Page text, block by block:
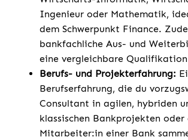
Ingenieur oder Mathematik,
dem Schwerpunkt Finance.
bankfachliche Aus- und
eine vergleichbare
Berufs- und Projekterfahrung:
Berufserfahrung, die du
Consultant in agilen, hybriden
klassischen Bankprojekten oder
Mitarbeiter:in einer Bank